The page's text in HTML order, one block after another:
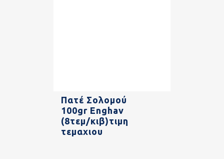
Πατέ Σολομού
100gr Enghav
(8τεμ/κιβ)τιμη
τεμαχιου